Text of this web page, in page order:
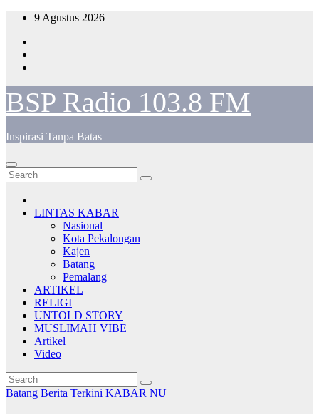
Skip
content
9 Agustus 2026
BSP Radio 103.8 FM
Inspirasi Tanpa Batas
LINTAS KABAR
Nasional
Kota Pekalongan
Kajen
Batang
Pemalang
ARTIKEL
RELIGI
UNTOLD STORY
MUSLIMAH VIBE
Artikel
Video
Batang Berita Terkini KABAR NU